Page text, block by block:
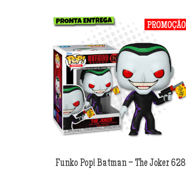
Funko Pop! Batman – The Joker 628